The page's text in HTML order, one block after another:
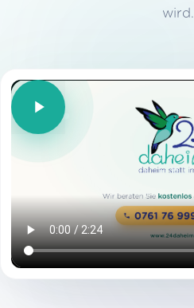
wird.
Video wiederholen